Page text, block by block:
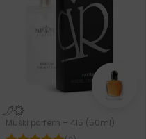
Muški parfem – 415 (50ml)